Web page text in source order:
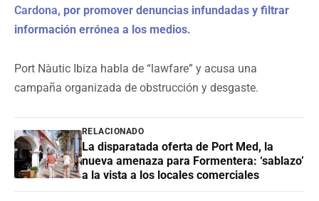
Cardona, por promover denuncias infundadas y filtrar
información errónea a los medios.
Port Nàutic Ibiza habla de “lawfare” y acusa una
campaña organizada de obstrucción y desgaste.
RELACIONADO
La disparatada oferta de Port Med, la
nueva amenaza para Formentera: ‘sablazo’
a la vista a los locales comerciales